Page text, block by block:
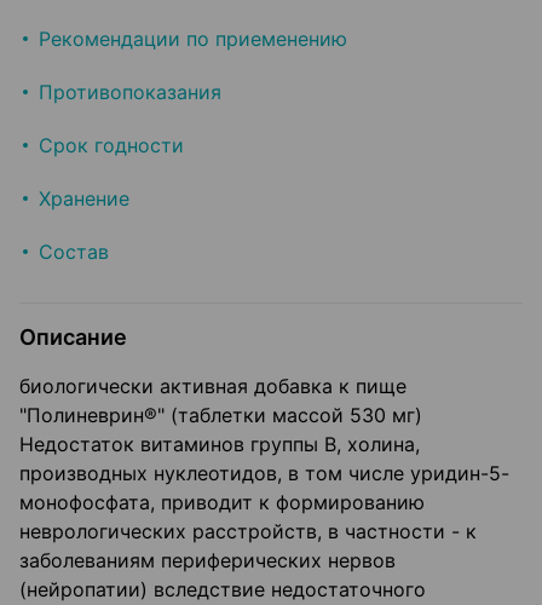
Рекомендации по приеменению
Противопоказания
Срок годности
Хранение
Состав
Описание
биологически активная добавка к пище
"Полиневрин®" (таблетки массой 530 мг)
Недостаток витаминов группы В, холина,
производных нуклеотидов, в том числе уридин-5-
монофосфата, приводит к формированию
неврологических расстройств, в частности - к
заболеваниям периферических нервов
(нейропатии) вследствие недостаточного